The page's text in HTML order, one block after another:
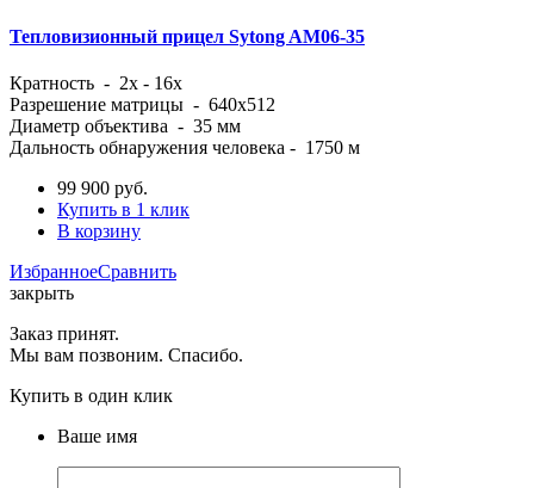
Тепловизионный прицел Sytong AM06-35
Кратность - 2x - 16x
Разрешение матрицы - 640x512
Диаметр объектива - 35 мм
Дальность обнаружения человека - 1750 м
99 900 руб.
Купить в 1 клик
В корзину
ИзбранноеСравнить
закрыть
Заказ принят.
Мы вам позвоним. Спасибо.
Купить в один клик
Ваше имя